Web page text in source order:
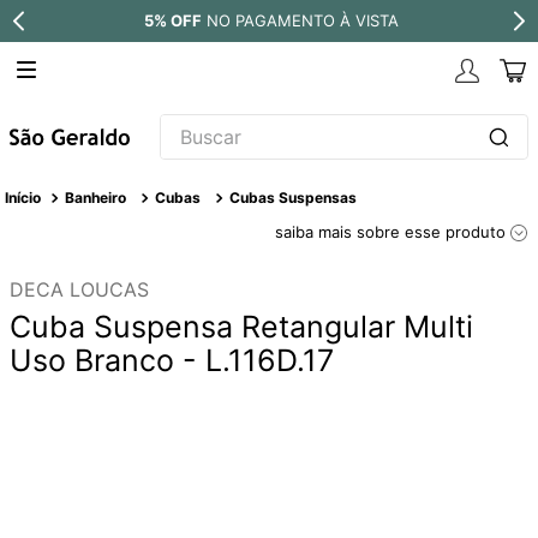
5% OFF NO PAGAMENTO À VISTA
Buscar
Banheiro Cubas Cubas Suspensas
saiba mais sobre esse produto
DECA LOUCAS
Cuba Suspensa Retangular Multi
Uso Branco - L.116D.17
TERMOS MAIS BUSCADOS
4 º
torneira